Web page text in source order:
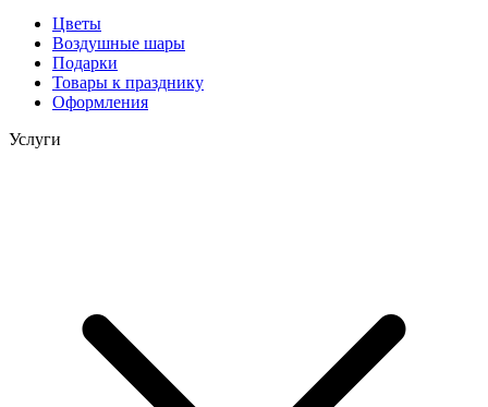
Цветы
Воздушные шары
Подарки
Товары к празднику
Оформления
Услуги